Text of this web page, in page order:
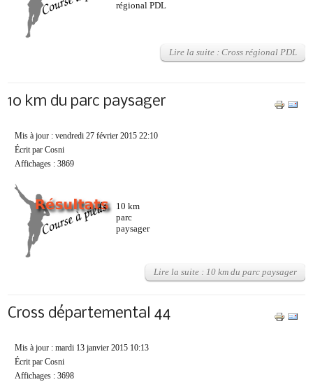
régional PDL
Lire la suite : Cross régional PDL
10 km du parc paysager
Mis à jour : vendredi 27 février 2015 22:10
Écrit par Cosni
Affichages : 3869
10 km
parc
paysager
Lire la suite : 10 km du parc paysager
Cross départemental 44
Mis à jour : mardi 13 janvier 2015 10:13
Écrit par Cosni
Affichages : 3698